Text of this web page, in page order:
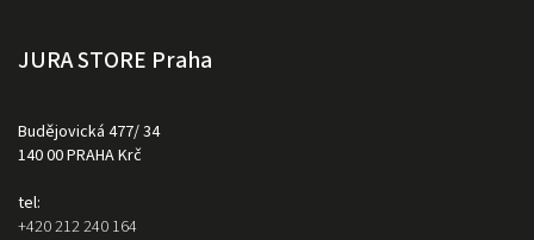
JURA STORE Praha
Budějovická 477/ 34
140 00 PRAHA Krč
tel:
+420 212 240 164